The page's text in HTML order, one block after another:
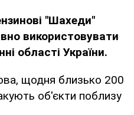
"Шахеди"
використовувати
області України.
щодня близько 200
об'єкти поблизу